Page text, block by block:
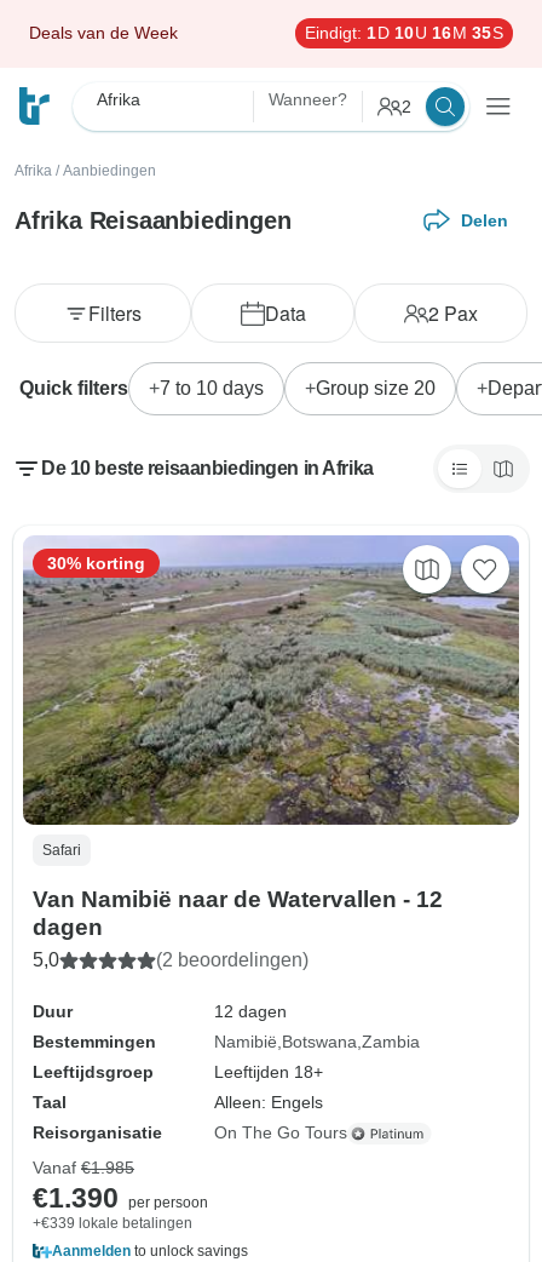
Deals van de Week Eindigt: 1D 10U 16M 33S
Afrika Wanneer? 2
Afrika / Aanbiedingen
Afrika Reisaanbiedingen Delen
Data 2 Pax
Filters
Quick filters 7 to 10 days Group size 20
De 10 beste reisaanbiedingen in Afrika
Safari
Van Namibië naar de Watervallen - 12
dagen
5,0 (2 beoordelingen)
Duur
12 dagen
Bestemmingen
Namibië Botswana Zambia
Leeftijdsgroep
Leeftijden 18+
Taal
Alleen: Engels
Reisorganisatie
On The Go Tours
30% korting
Vanaf €1.985
€1.390
per persoon
+€339 lokale betalingen
Aanmelden to unlock savings